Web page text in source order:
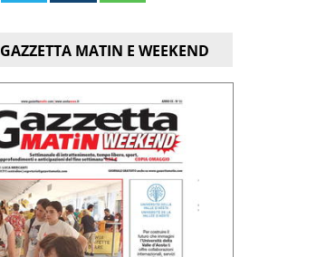
GAZZETTA MATIN E WEEKEND